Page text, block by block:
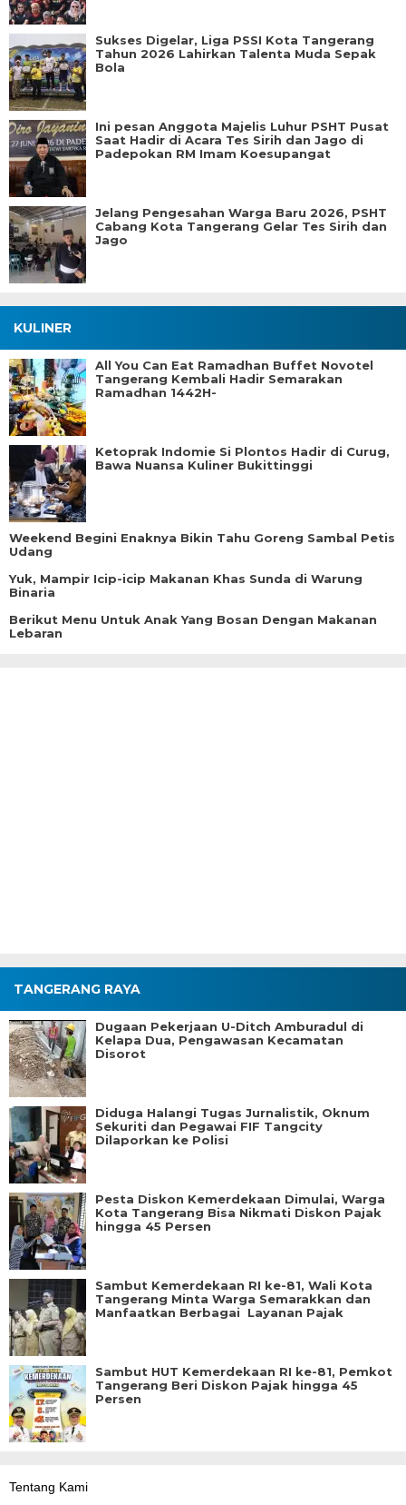
Sukses Digelar, Liga PSSI Kota Tangerang
Tahun 2026 Lahirkan Talenta Muda Sepak
Bola
Ini pesan Anggota Majelis Luhur PSHT Pusat
Saat Hadir di Acara Tes Sirih dan Jago di
Padepokan RM Imam Koesupangat
Jelang Pengesahan Warga Baru 2026, PSHT
Cabang Kota Tangerang Gelar Tes Sirih dan
Jago
KULINER
All You Can Eat Ramadhan Buffet Novotel
Tangerang Kembali Hadir Semarakan
Ramadhan 1442H-
Ketoprak Indomie Si Plontos Hadir di Curug,
Bawa Nuansa Kuliner Bukittinggi
Weekend Begini Enaknya Bikin Tahu Goreng Sambal Petis
Udang
Yuk, Mampir Icip-icip Makanan Khas Sunda di Warung
Binaria
Berikut Menu Untuk Anak Yang Bosan Dengan Makanan
Lebaran
TANGERANG RAYA
Dugaan Pekerjaan U-Ditch Amburadul di
Kelapa Dua, Pengawasan Kecamatan
Disorot
Diduga Halangi Tugas Jurnalistik, Oknum
Sekuriti dan Pegawai FIF Tangcity
Dilaporkan ke Polisi
Pesta Diskon Kemerdekaan Dimulai, Warga
Kota Tangerang Bisa Nikmati Diskon Pajak
hingga 45 Persen
Sambut Kemerdekaan RI ke-81, Wali Kota
Tangerang Minta Warga Semarakkan dan
Manfaatkan Berbagai Layanan Pajak
Sambut HUT Kemerdekaan RI ke-81, Pemkot
Tangerang Beri Diskon Pajak hingga 45
Persen
Tentang Kami